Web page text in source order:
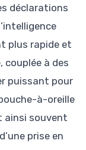
déclarations
plus rapide et
à des
puissant pour
à-oreille
ainsi souvent
prise en